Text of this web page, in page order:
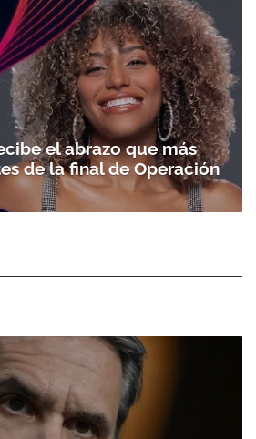
el abrazo que más
de la final de Operación